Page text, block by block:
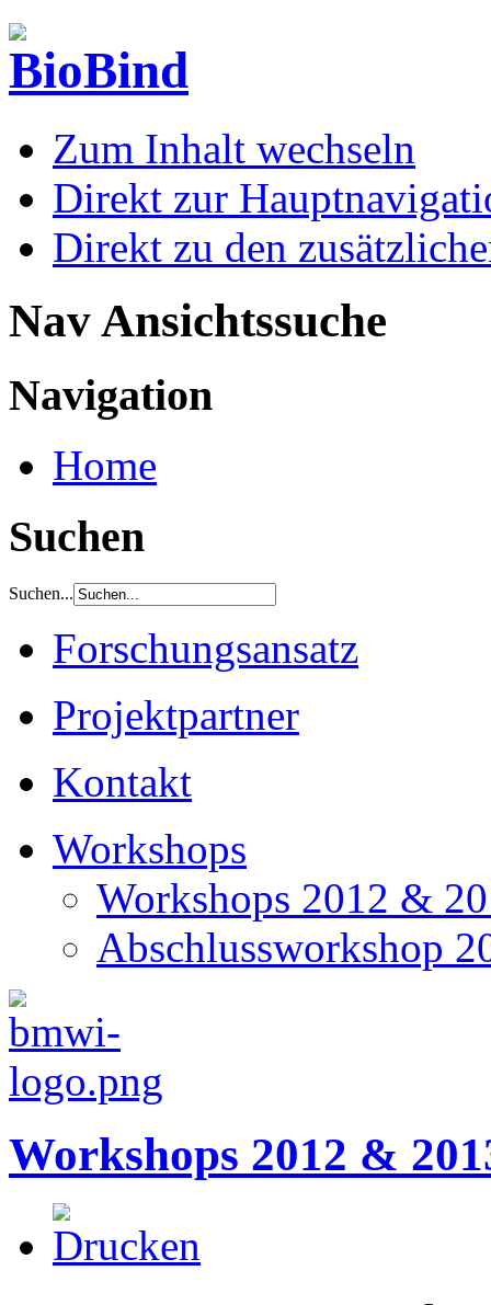
Zum Inhalt wechseln
Direkt zur
Direkt zu den
Nav Ansichtssuche
Navigation
Home
Suchen
Suchen...
Forschungsansatz
Projektpartner
Kontakt
Workshops
Workshops 2012 &
Abschlussworkshop
Workshops 2012 &